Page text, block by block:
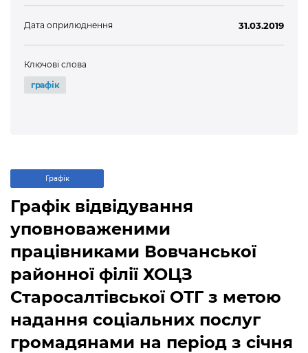
Дата оприлюднення 31.03.2019
Ключові слова
графік
Графік
Графік відвідування
уповноваженими
працівниками Вовчанської
районної філії ХОЦЗ
Старосалтівської ОТГ з метою
надання соціальних послуг
громадянами на період з січня